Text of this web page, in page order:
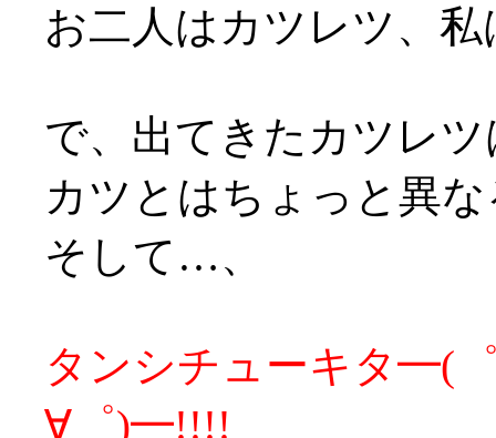
お二人はカツレツ、
で、出てきたカツレ
カツとはちょっと異
そして…、
タンシチューキタ━(
∀゜)━!!!!